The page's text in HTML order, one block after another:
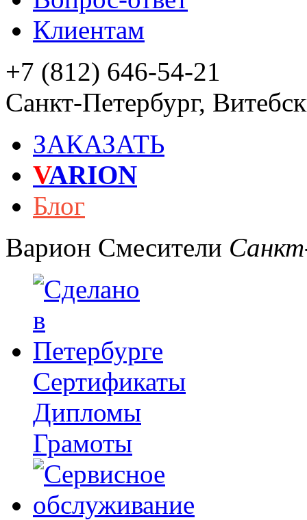
Клиентам
+7 (812) 646-54-21
Санкт-Петербург,
ЗАКАЗАТЬ
VARION
Блог
Варион Смесители
Сертификаты
Дипломы
Грамоты